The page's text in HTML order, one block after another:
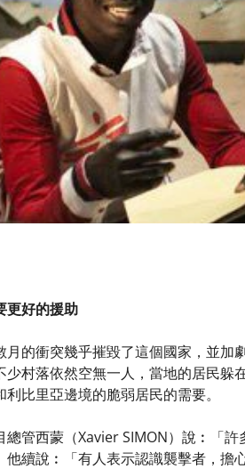
更好的援助
的衝突幾乎摧毀了這個國家，並
少村落依然空無一人，當地的居民
比里亞邊境的脆弱居民的需要。
管西蒙（Xavier SIMON）說︰「
他續說︰「有人表示認識襲擊者，